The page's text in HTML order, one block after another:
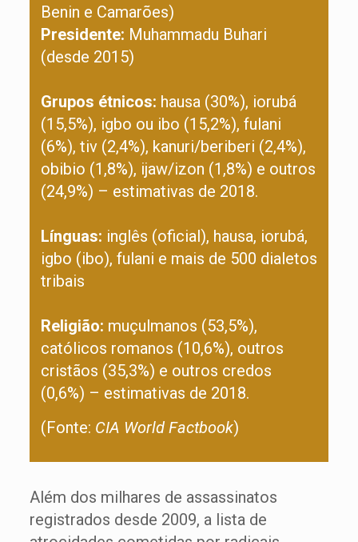
Benin e Camarões)
Presidente: Muhammadu Buhari
(desde 2015)
Grupos étnicos: hausa (30%), iorubá
(15,5%), igbo ou ibo (15,2%), fulani
(6%), tiv (2,4%), kanuri/beriberi (2,4%),
obibio (1,8%), ijaw/izon (1,8%) e outros
(24,9%) – estimativas de 2018.
Línguas: inglês (oficial), hausa, iorubá,
igbo (ibo), fulani e mais de 500 dialetos
tribais
Religião: muçulmanos (53,5%),
católicos romanos (10,6%), outros
cristãos (35,3%) e outros credos
(0,6%) – estimativas de 2018.
(Fonte: CIA World Factbook)
Além dos milhares de assassinatos
registrados desde 2009, a lista de